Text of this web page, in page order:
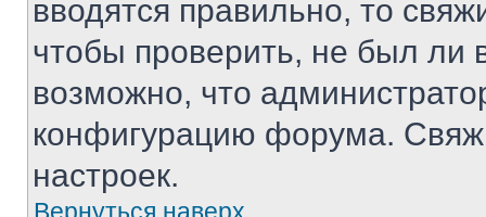
вводятся правильно, то
чтобы проверить, не был ли
возможно, что
конфигурацию форума.
настроек.